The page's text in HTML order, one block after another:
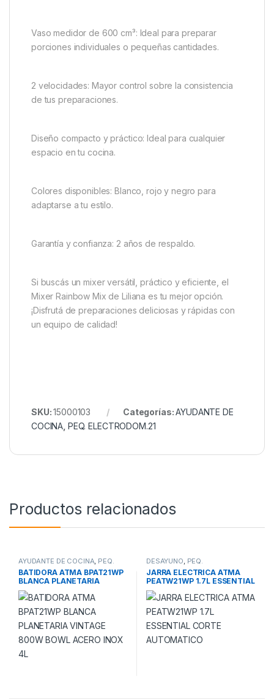
Vaso medidor de 600 cm³: Ideal para preparar
porciones individuales o pequeñas cantidades.
2 velocidades: Mayor control sobre la consistencia
de tus preparaciones.
Diseño compacto y práctico: Ideal para cualquier
espacio en tu cocina.
Colores disponibles: Blanco, rojo y negro para
adaptarse a tu estilo.
Garantía y confianza: 2 años de respaldo.
Si buscás un mixer versátil, práctico y eficiente, el
Mixer Rainbow Mix de Liliana es tu mejor opción.
¡Disfrutá de preparaciones deliciosas y rápidas con
un equipo de calidad!
SKU:15000103 Categorías:AYUDANTE DE
COCINA PEQ. ELECTRODOM.21
Productos relacionados
AYUDANTE DE COCINA, PEQ.
ELECTRODOM.21
BATIDORA ATMA BPAT21WP
BLANCA PLANETARIA
VINTAGE 800W BOWL
ACERO INOX 4L
DESAYUNO, PEQ.
ELECTRODOM.21
JARRA ELECTRICA ATMA
PEATW21WP 1.7L ESSENTIAL
CORTE AUTOMATICO